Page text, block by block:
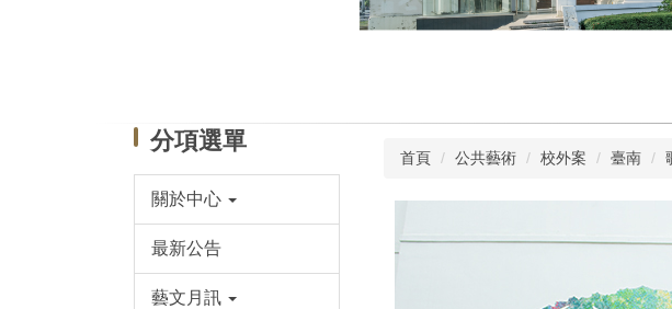
分項選單
關於中心
最新公告
藝文月訊
首頁 公共藝術 校外案 臺南